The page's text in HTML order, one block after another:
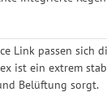
Link passen
ist ein extrem
Belüftung sorgt.